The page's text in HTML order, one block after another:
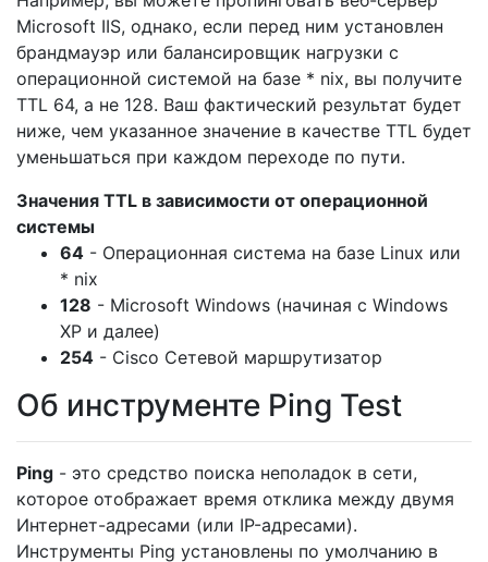
Microsoft IIS, однако, если перед ним установлен
брандмауэр или балансировщик нагрузки с
операционной системой на базе * nix, вы получите
TTL 64, а не 128. Ваш фактический результат будет
ниже, чем указанное значение в качестве TTL будет
уменьшаться при каждом переходе по пути.
Значения TTL в зависимости от операционной
системы
64 - Операционная система на базе Linux или
* nix
128 - Microsoft Windows (начиная с Windows
XP и далее)
254 - Cisco Сетевой маршрутизатор
Об инструменте Ping Test
Ping - это средство поиска неполадок в сети,
которое отображает время отклика между двумя
Интернет-адресами (или IP-адресами).
Инструменты Ping установлены по умолчанию в